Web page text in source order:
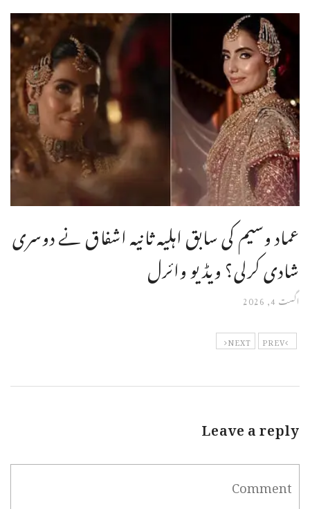
عماد وسیم کی سابق اہلیہ ثانیہ اشفاق نے دوسری
شادی کرلی؟ ویڈیو وائرل
اگست 4, 2026
PREV
NEXT
Leave a reply